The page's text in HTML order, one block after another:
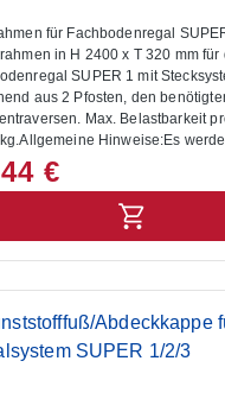
für Fachbodenregal
in H 2400 x T 320 mm für
SUPER 1 mit
aus 2 Pfosten, den
Max. Belastbarkeit
Hinweise:Es
2 Abdeckkappen benötigt!Die
wird nur erreicht, wenn die
gemäß
sind. Sie gilt für gleichmäßig
und einem max.
werden muss.
€